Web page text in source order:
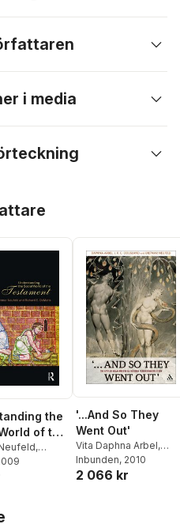
i media
the
of the
,
'...And So They
Went Out'
Vita Daphna Arbel,
J.R.C. Cousland
Dietmar Neufeld
Inbunden, 2010
2 066 kr